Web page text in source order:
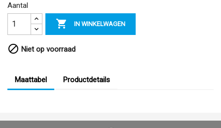
Aantal
 IN WINKELWAGEN
 Niet op voorraad
Maattabel Productdetails